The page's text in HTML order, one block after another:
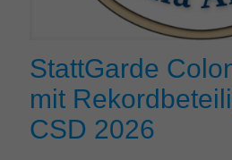
StattGarde
mit
CSD 2026